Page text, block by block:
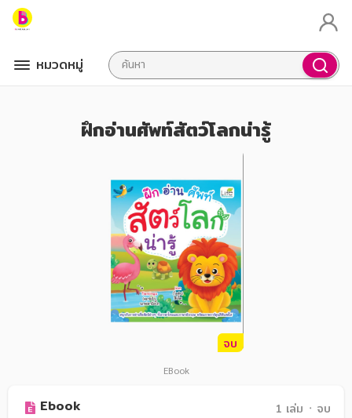
หมวดหมู่
ฝึกอ่านศัพท์สัตว์โลกน่ารู้
จบ
EBook
Ebook 1 เล่ม ᛫ จบ